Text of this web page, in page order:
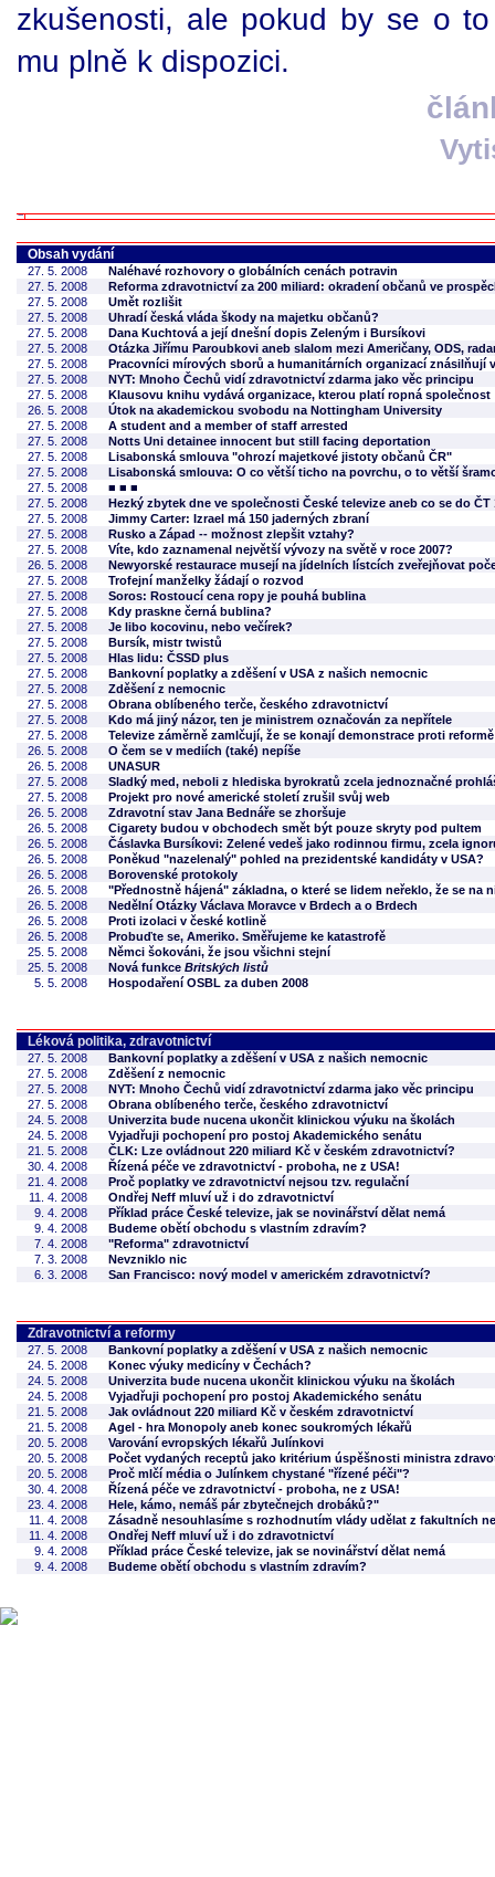
zkušenosti, ale pokud by se o
mu plně k dispozici.
Obsah vydání
27. 5. 2008
Naléhavé rozhovory o globálních cenách potravin
27. 5. 2008
Reforma zdravotnictví za 200 miliard: okradení občanů ve
27. 5. 2008
Umět rozlišit
27. 5. 2008
Uhradí česká vláda škody na majetku občanů?
27. 5. 2008
Dana Kuchtová a její dnešní dopis Zeleným i Bursíkovi
27. 5. 2008
Otázka Jiřímu Paroubkovi aneb slalom mezi Američany, ODS,
27. 5. 2008
Pracovníci mírových sborů a humanitárních organizací znásilňují
27. 5. 2008
NYT: Mnoho Čechů vidí zdravotnictví zdarma jako věc principu
27. 5. 2008
Klausovu knihu vydává organizace, kterou platí ropná společnost
26. 5. 2008
Útok na akademickou svobodu na Nottingham University
27. 5. 2008
A student and a member of staff arrested
27. 5. 2008
Notts Uni detainee innocent but still facing deportation
27. 5. 2008
Lisabonská smlouva "ohrozí majetkové jistoty občanů ČR"
27. 5. 2008
Lisabonská smlouva: O co větší ticho na povrchu, o to větší
27. 5. 2008
■ ■ ■
27. 5. 2008
Hezký zbytek dne ve společnosti České televize aneb co se do ČT
27. 5. 2008
Jimmy Carter: Izrael má 150 jaderných zbraní
27. 5. 2008
Rusko a Západ -- možnost zlepšit vztahy?
27. 5. 2008
Víte, kdo zaznamenal největší vývozy na světě v roce 2007?
26. 5. 2008
Newyorské restaurace musejí na jídelních lístcích zveřejňovat
27. 5. 2008
Trofejní manželky žádají o rozvod
27. 5. 2008
Soros: Rostoucí cena ropy je pouhá bublina
27. 5. 2008
Kdy praskne černá bublina?
27. 5. 2008
Je libo kocovinu, nebo večírek?
27. 5. 2008
Bursík, mistr twistů
27. 5. 2008
Hlas lidu: ČSSD plus
27. 5. 2008
Bankovní poplatky a zděšení v USA z našich nemocnic
27. 5. 2008
Zděšení z nemocnic
27. 5. 2008
Obrana oblíbeného terče, českého zdravotnictví
27. 5. 2008
Kdo má jiný názor, ten je ministrem označován za nepřítele
27. 5. 2008
Televize záměrně zamlčují, že se konají demonstrace proti
26. 5. 2008
O čem se v mediích (také) nepíše
26. 5. 2008
UNASUR
27. 5. 2008
Sladký med, neboli z hlediska byrokratů zcela jednoznačné
27. 5. 2008
Projekt pro nové americké století zrušil svůj web
26. 5. 2008
Zdravotní stav Jana Bednáře se zhoršuje
26. 5. 2008
Cigarety budou v obchodech smět být pouze skryty pod pultem
26. 5. 2008
Čáslavka Bursíkovi: Zelené vedeš jako rodinnou firmu, zcela
26. 5. 2008
Poněkud "nazelenalý" pohled na prezidentské kandidáty v USA?
26. 5. 2008
Borovenské protokoly
26. 5. 2008
"Přednostně hájená" základna, o které se lidem neřeklo, že se na
26. 5. 2008
Nedělní Otázky Václava Moravce v Brdech a o Brdech
26. 5. 2008
Proti izolaci v české kotlině
26. 5. 2008
Probuďte se, Ameriko. Směřujeme ke katastrofě
25. 5. 2008
Němci šokováni, že jsou všichni stejní
25. 5. 2008
Nová funkce Britských listů
5. 5. 2008
Hospodaření OSBL za duben 2008
Léková politika, zdravotnictví
27. 5. 2008
Bankovní poplatky a zděšení v USA z našich nemocnic
27. 5. 2008
Zděšení z nemocnic
27. 5. 2008
NYT: Mnoho Čechů vidí zdravotnictví zdarma jako věc principu
27. 5. 2008
Obrana oblíbeného terče, českého zdravotnictví
24. 5. 2008
Univerzita bude nucena ukončit klinickou výuku na školách
24. 5. 2008
Vyjadřuji pochopení pro postoj Akademického senátu
21. 5. 2008
ČLK: Lze ovládnout 220 miliard Kč v českém zdravotnictví?
30. 4. 2008
Řízená péče ve zdravotnictví - proboha, ne z USA!
21. 4. 2008
Proč poplatky ve zdravotnictví nejsou tzv. regulační
11. 4. 2008
Ondřej Neff mluví už i do zdravotnictví
9. 4. 2008
Příklad práce České televize, jak se novinářství dělat nemá
9. 4. 2008
Budeme obětí obchodu s vlastním zdravím?
7. 4. 2008
"Reforma" zdravotnictví
7. 3. 2008
Nevzniklo nic
6. 3. 2008
San Francisco: nový model v americkém zdravotnictví?
Zdravotnictví a reformy
27. 5. 2008
Bankovní poplatky a zděšení v USA z našich nemocnic
24. 5. 2008
Konec výuky medicíny v Čechách?
24. 5. 2008
Univerzita bude nucena ukončit klinickou výuku na školách
24. 5. 2008
Vyjadřuji pochopení pro postoj Akademického senátu
21. 5. 2008
Jak ovládnout 220 miliard Kč v českém zdravotnictví
21. 5. 2008
Agel - hra Monopoly aneb konec soukromých lékařů
20. 5. 2008
Varování evropských lékařů Julínkovi
20. 5. 2008
Počet vydaných receptů jako kritérium úspěšnosti ministra
20. 5. 2008
Proč mlčí média o Julínkem chystané "řízené péči"?
30. 4. 2008
Řízená péče ve zdravotnictví - proboha, ne z USA!
23. 4. 2008
Hele, kámo, nemáš pár zbytečnejch drobáků?"
11. 4. 2008
Zásadně nesouhlasíme s rozhodnutím vlády udělat z fakultních
11. 4. 2008
Ondřej Neff mluví už i do zdravotnictví
9. 4. 2008
Příklad práce České televize, jak se novinářství dělat nemá
9. 4. 2008
Budeme obětí obchodu s vlastním zdravím?